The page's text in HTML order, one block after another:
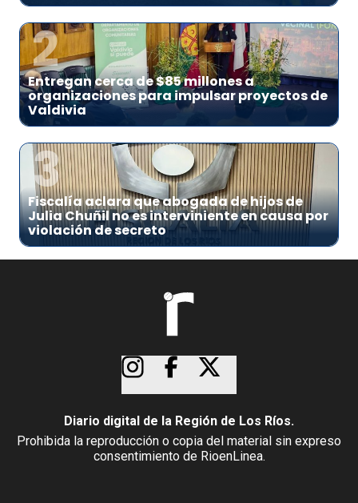
2
Entregan cerca de $85 millones a
organizaciones para impulsar proyectos de
Valdivia
3
Fiscalía aclara que abogada de hijos de
Julia Chuñil no es interviniente en causa por
violación de secreto
Diario digital de la Región de Los Ríos.
Prohibida la reproducción o copia del material sin expreso
consentimiento de RioenLinea.